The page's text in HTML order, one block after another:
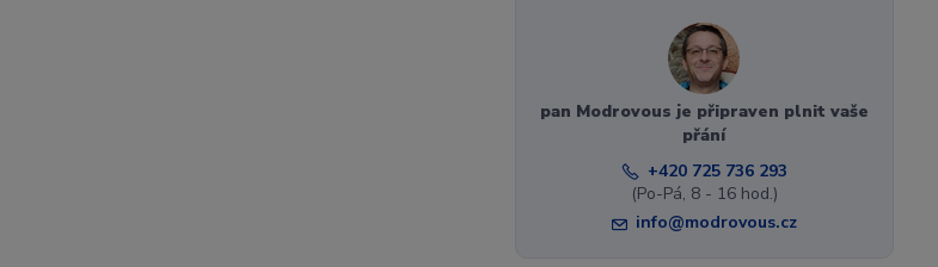
pan Modrovous je připraven plnit vaše
přání
+420 725 736 293
(Po-Pá, 8 - 16 hod.)
info@modrovous.cz